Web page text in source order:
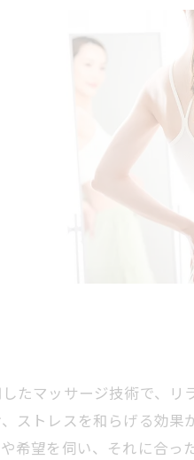
たマッサージ技術で、
ストレスを和らげる効
希望を伺い、それに合